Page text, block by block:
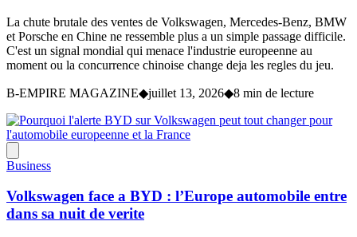
La chute brutale des ventes de Volkswagen, Mercedes-Benz, BMW
et Porsche en Chine ne ressemble plus a un simple passage difficile.
C'est un signal mondial qui menace l'industrie europeenne au
moment ou la concurrence chinoise change deja les regles du jeu.
B-EMPIRE MAGAZINE◆juillet 13, 2026◆8 min de lecture
Business
Volkswagen face a BYD : l’Europe automobile entre
dans sa nuit de verite